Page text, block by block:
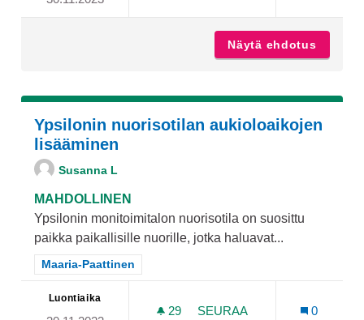
Näytä ehdotus
Ypsilonin nuorisotilan aukioloaikojen
lisääminen
Susanna L
MAHDOLLINEN
Ypsilonin monitoimitalon nuorisotila on suosittu
paikka paikallisille nuorille, jotka haluavat...
Rajaa tulokset teeman mukaan: Maaria-Paattinen
Maaria-Paattinen
Luontiaika
29 29 SEURAAJAA
SEURAA
0